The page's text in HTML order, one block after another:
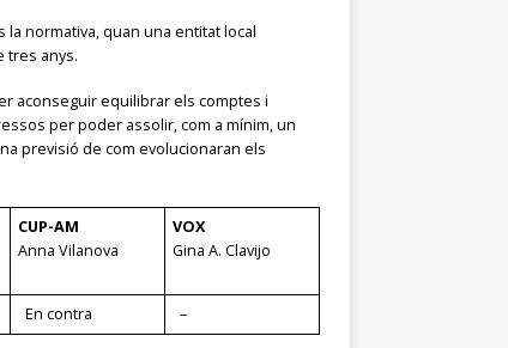
normativa, quan una entitat local
tres anys.
aconseguir equilibrar els comptes i
per poder assolir, com a mínim, un
previsió de com evolucionaran els
CUP-AM
Anna Vilanova
VOX
Gina A. Clavijo
En contra –